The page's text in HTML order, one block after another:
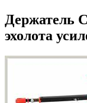
Держатель
эхолота